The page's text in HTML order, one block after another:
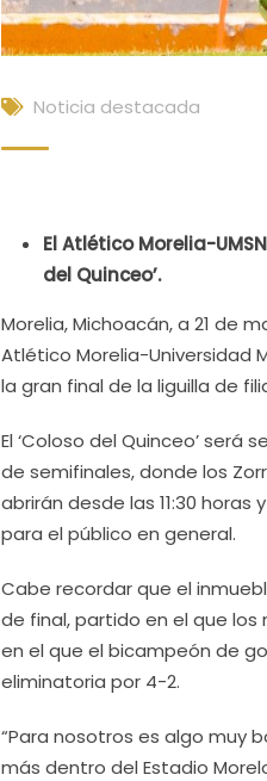
Noticia destacada
El Atlético Morelia-
del Quinceo’.
Morelia, Michoacán, a 21 de
Atlético Morelia-Universidad
la gran final de la liguilla de
El ‘Coloso del Quinceo’
de semifinales, donde los
abrirán desde las 11:30
para el público en general.
Cabe recordar que el
de final, partido en el que
en el que el bicampeón de
eliminatoria por 4-2.
“Para nosotros es algo muy
más dentro del Estadio